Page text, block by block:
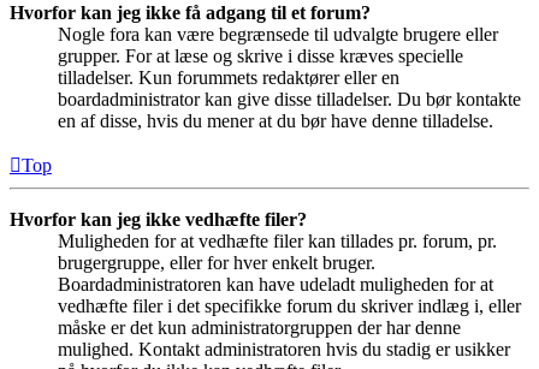
Hvorfor kan jeg ikke få adgang til et forum?
Nogle fora kan være begrænsede til udvalgte brugere eller
grupper. For at læse og skrive i disse kræves specielle
tilladelser. Kun forummets redaktører eller en
boardadministrator kan give disse tilladelser. Du bør kontakte
en af disse, hvis du mener at du bør have denne tilladelse.
Top
Hvorfor kan jeg ikke vedhæfte filer?
Muligheden for at vedhæfte filer kan tillades pr. forum, pr.
brugergruppe, eller for hver enkelt bruger.
Boardadministratoren kan have udeladt muligheden for at
vedhæfte filer i det specifikke forum du skriver indlæg i, eller
måske er det kun administratorgruppen der har denne
mulighed. Kontakt administratoren hvis du stadig er usikker